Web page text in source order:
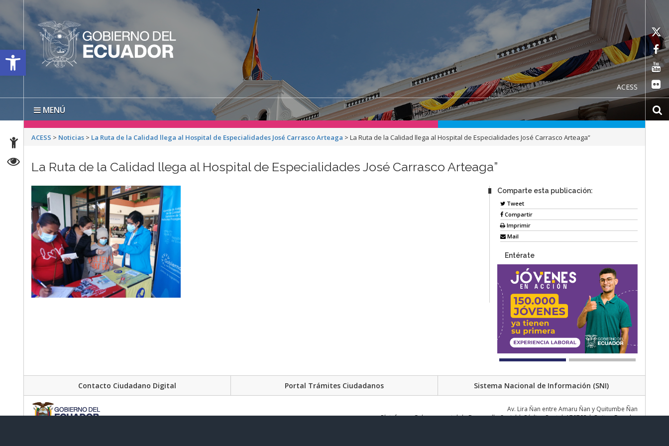
Open toolbar
ACESS
MENÚ
ACESS > Noticias > La Ruta de la Calidad llega al Hospital de Especialidades José Carrasco Arteaga >La Ruta de la Calidad llega al Hospital de Especialidades José Carrasco Arteaga”
La Ruta de la Calidad llega al Hospital de Especialidades José Carrasco Arteaga”
Comparte esta publicación:
Tweet
Compartir
Imprimir
Mail
Entérate
Contacto Ciudadano Digital Portal Trámites Ciudadanos Sistema Nacional de Información (SNI)
Av. Lira Ňan entre Amaru Ňan y Quitumbe Ñan
Plataforma Gubernamental de Desarrollo Social | Código Postal: 170702 | Quito - Ecuador